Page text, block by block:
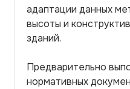
адаптации данных
высоты и
зданий.
Предварительно
нормативных